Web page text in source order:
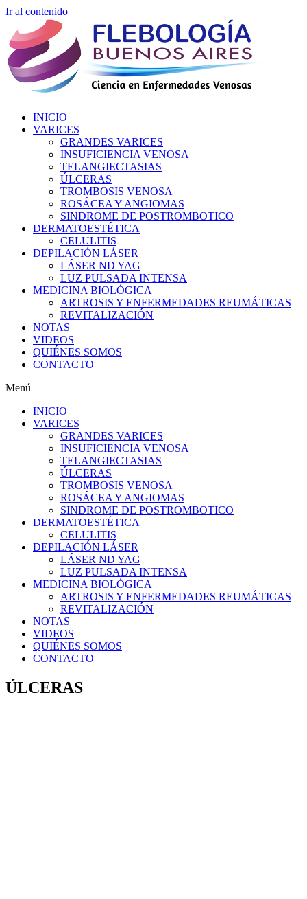
Ir al contenido
INICIO
VARICES
GRANDES VARICES
INSUFICIENCIA VENOSA
TELANGIECTASIAS
ÚLCERAS
TROMBOSIS VENOSA
ROSÁCEA Y ANGIOMAS
SINDROME DE POSTROMBOTICO
DERMATOESTÉTICA
CELULITIS
DEPILACIÓN LÁSER
LÁSER ND YAG
LUZ PULSADA INTENSA
MEDICINA BIOLÓGICA
ARTROSIS Y ENFERMEDADES REUMÁTICAS
REVITALIZACIÓN
NOTAS
VIDEOS
QUIÉNES SOMOS
CONTACTO
Menú
INICIO
VARICES
GRANDES VARICES
INSUFICIENCIA VENOSA
TELANGIECTASIAS
ÚLCERAS
TROMBOSIS VENOSA
ROSÁCEA Y ANGIOMAS
SINDROME DE POSTROMBOTICO
DERMATOESTÉTICA
CELULITIS
DEPILACIÓN LÁSER
LÁSER ND YAG
LUZ PULSADA INTENSA
MEDICINA BIOLÓGICA
ARTROSIS Y ENFERMEDADES REUMÁTICAS
REVITALIZACIÓN
NOTAS
VIDEOS
QUIÉNES SOMOS
CONTACTO
ÚLCERAS